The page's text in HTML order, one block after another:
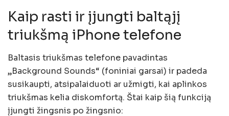
Kaip rasti ir įjungti baltąjį
triukšmą iPhone telefone
Baltasis triukšmas telefone pavadintas
„Background Sounds“ (foniniai garsai) ir padeda
susikaupti, atsipalaiduoti ar užmigti, kai aplinkos
triukšmas kelia diskomfortą. Štai kaip šią funkciją
įjungti žingsnis po žingsnio: